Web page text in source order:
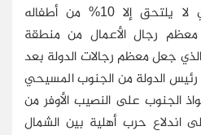
عالية قياسًا بالشمال؛ الذي لا يلتحق إلا 10% من أطفاله
معظم رجال الأعمال من منطقة
الذي جعل معظم رجالات الدولة بعد
الدولة من الجنوب المسيحي
الجنوب على النصيب الأوفر من
اندلاع حرب أهلية بين الشمال